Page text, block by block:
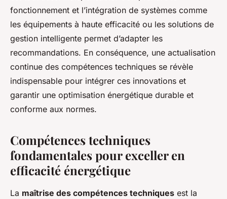
fonctionnement et l’intégration de systèmes comme
les équipements à haute efficacité ou les solutions de
gestion intelligente permet d’adapter les
recommandations. En conséquence, une actualisation
continue des compétences techniques se révèle
indispensable pour intégrer ces innovations et
garantir une optimisation énergétique durable et
conforme aux normes.
Compétences techniques
fondamentales pour exceller en
efficacité énergétique
La maîtrise des compétences techniques est la